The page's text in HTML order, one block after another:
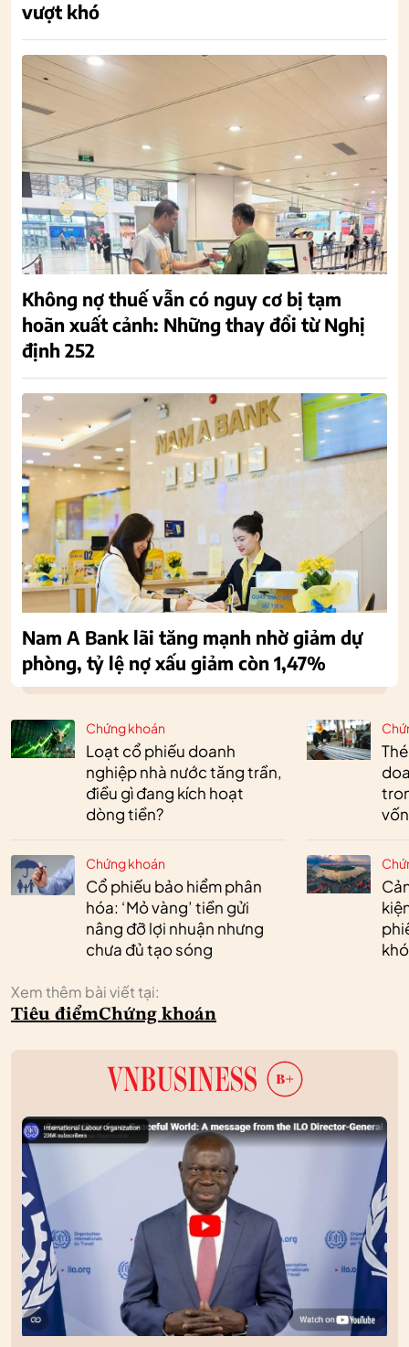
Chứng khoán
Loạt cổ phiếu doanh
nghiệp nhà nước tăng trần,
điều gì đang kích hoạt
dòng tiền?
Chứng khoán
Cổ phiếu bảo hiểm phân
hóa: ‘Mỏ vàng’ tiền gửi
nâng đỡ lợi nhuận nhưng
chưa đủ tạo sóng
vốn
Xem thêm bài viết tại:
Tiêu điểmChứng khoán
vượt khó
Không nợ thuế vẫn có nguy cơ bị tạm
hoãn xuất cảnh: Những thay đổi từ Nghị
định 252
Nam A Bank lãi tăng mạnh nhờ giảm dự
phòng, tỷ lệ nợ xấu giảm còn 1,47%